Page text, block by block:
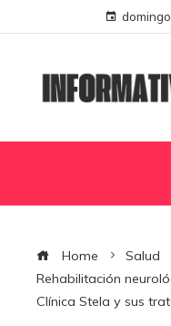
Home
Salud
Rehabilitación
Clínica Stela y sus